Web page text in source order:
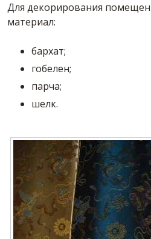
Для декорирования
материал:
бархат;
гобелен;
парча;
шелк.